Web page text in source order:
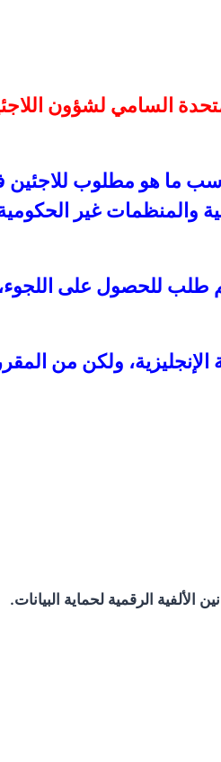
السامي لشؤون
ما هو مطلوب
والمنظمات غير
طلب للحصول على اللجوء،
الإنجليزية، ولكن من
الرقمية لحماية البيانات.